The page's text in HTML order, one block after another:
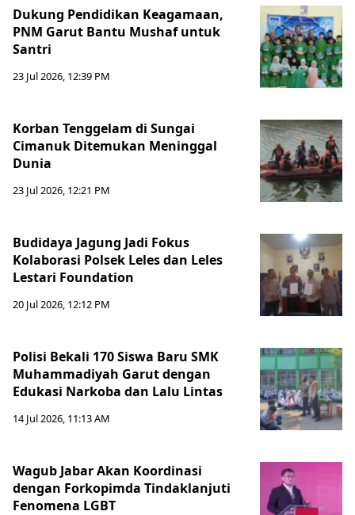
Dukung Pendidikan Keagamaan,
PNM Garut Bantu Mushaf untuk
Santri
23 Jul 2026, 12:39 PM
Korban Tenggelam di Sungai
Cimanuk Ditemukan Meninggal
Dunia
23 Jul 2026, 12:21 PM
Budidaya Jagung Jadi Fokus
Kolaborasi Polsek Leles dan Leles
Lestari Foundation
20 Jul 2026, 12:12 PM
Polisi Bekali 170 Siswa Baru SMK
Muhammadiyah Garut dengan
Edukasi Narkoba dan Lalu Lintas
14 Jul 2026, 11:13 AM
Wagub Jabar Akan Koordinasi
dengan Forkopimda Tindaklanjuti
Fenomena LGBT